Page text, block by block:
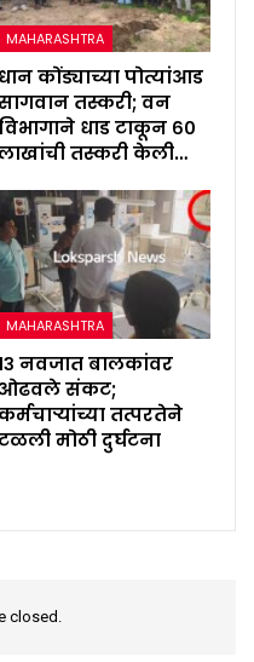
MAHARASHTRA
धान कोंड्याच्या पोत्यांआड
तस्करी; वन
धाड टाकून ६०
तस्करी केली…
MAHARASHTRA
नवजात बालकांवर
ओढवले संकट;
तत्परतेने
मोठी दुर्घटना
closed.